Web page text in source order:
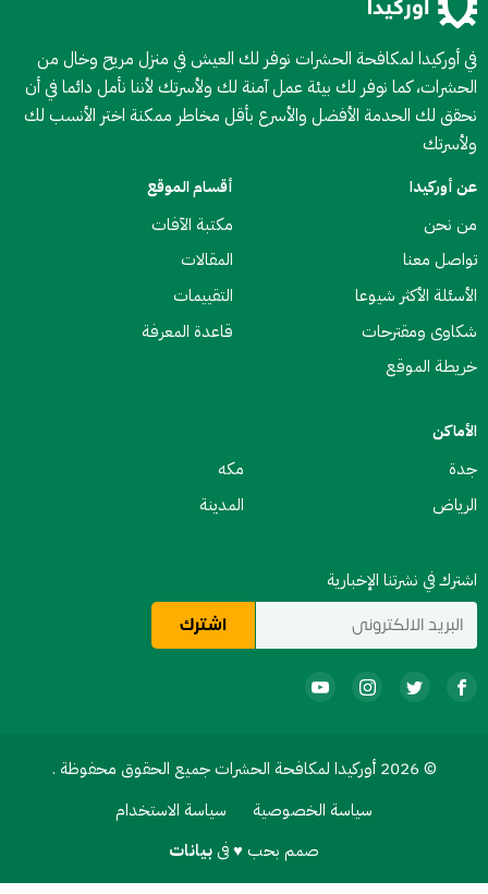
في أوركيدا لمكافحة الحشرات نوفر لك العيش في منزل مريح وخال من
الحشرات، كما نوفر لك بيئة عمل آمنة لك ولأسرتك لأننا نأمل دائما في أن
نحقق لك الحدمة الأفضل والأسرع بأقل مخاطر ممكنة اختر الأنسب لك
ولأسرتك
عن أوركيدا
من نحن
تواصل معنا
الأسئلة الأكثر شيوعا
شكاوى ومقترحات
خريطة الموقع
أقسام الموقع
مكتبة الآفات
المقالات
التقييمات
قاعدة المعرفة
الأماكن
جدة
مكه
الرياض
المدينة
اشترك في نشرتنا الإخبارية
© 2026 أوركيدا لمكافحة الحشرات جميع الحقوق محفوظة .
سياسة الخصوصية
سياسة الاستخدام
صمم بحب ♥ فىبيانات